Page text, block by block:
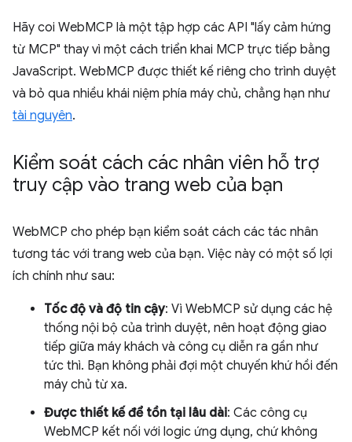
Hãy coi WebMCP là một tập hợp các API "lấy cảm hứng
từ MCP" thay vì một cách triển khai MCP trực tiếp bằng
JavaScript. WebMCP được thiết kế riêng cho trình duyệt
và bỏ qua nhiều khái niệm phía máy chủ, chẳng hạn như
tài nguyên.
Kiểm soát cách các nhân viên hỗ trợ
truy cập vào trang web của bạn
WebMCP cho phép bạn kiểm soát cách các tác nhân
tương tác với trang web của bạn. Việc này có một số lợi
ích chính như sau:
Tốc độ và độ tin cậy: Vì WebMCP sử dụng các hệ
thống nội bộ của trình duyệt, nên hoạt động giao
tiếp giữa máy khách và công cụ diễn ra gần như
tức thì. Bạn không phải đợi một chuyến khứ hồi đến
máy chủ từ xa.
Được thiết kế để tồn tại lâu dài: Các công cụ
WebMCP kết nối với logic ứng dụng, chứ không